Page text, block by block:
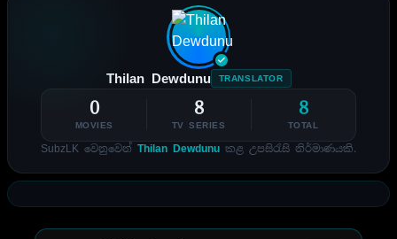
Thilan Dewdunu TRANSLATOR
0
MOVIES
8
TV SERIES
8
TOTAL
SubzLK වෙනුවෙන් Thilan Dewdunu කළ උපසිරැසි නිර්මාණයකි.